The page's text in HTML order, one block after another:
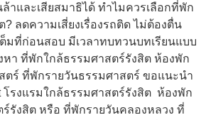
าและเสียสมาธิได้ ทำไมควรเลือกที่พัก
ลดความเสี่ยงเรื่องรถติด ไม่ต้องตื่น
ต็มที่ก่อนสอบ มีเวลาทบทวนบทเรียนแบบ
หา ที่พักใกล้ธรรมศาสตร์รังสิต ห้องพัก
ตร์ ที่พักรายวันธรรมศาสตร์ ขอแนะนำ
โรงแรมใกล้ธรรมศาสตร์รังสิต ห้องพัก
รังสิต หรือ ที่พักรายวันคลองหลวง ที่